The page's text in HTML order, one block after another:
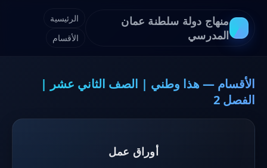
منهاج دولة سلطنة عمان
المدرسي
الرئيسية
الأقسام
الأقسام — هذا وطني | الصف الثاني عشر |
الفصل 2
أوراق عمل